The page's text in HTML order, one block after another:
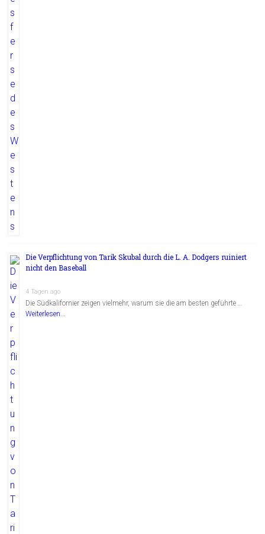
Die Verpflichtung von Tarik Skubal durch die L. A. Dodgers ruiniert
nicht den Baseball
4 Tagen ago
Die Südkalifornier zeigen vielmehr, warum sie die am besten geführte …
Weiterlesen...